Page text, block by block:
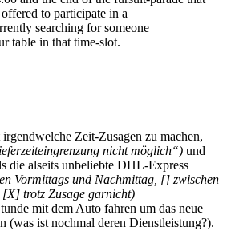
to participate in a
searching for someone
table in that time-slot.
Zeit-Zusagen zu machen,
nicht möglich“) und
die alseits unbeliebte DHL-Express
Vormittags und Nachmittag, [] zwischen
trotz Zusage garnicht)
mit dem Auto fahren um das neue
(was ist nochmal deren Dienstleistung?).